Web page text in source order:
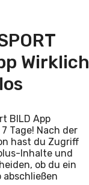
Wirklich
BILD App
Tage! Nach der
hast du Zugriff
Inhalte und
ob du ein
abschließen